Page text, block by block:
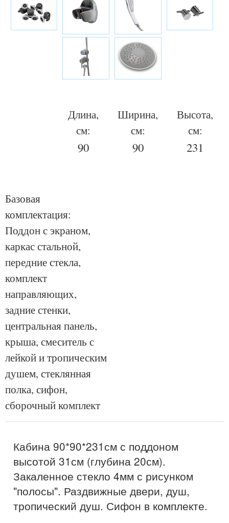
Длина,
см:
90
Ширина,
см:
90
Высота,
см:
231
Базовая
комплектация:
Поддон с экраном,
каркас стальной,
передние стекла,
комплект
направляющих,
задние стенки,
центральная панель,
крыша, смеситель с
лейкой и тропическим
душем, стеклянная
полка, сифон,
сборочный комплект
Кабина 90*90*231см с поддоном
высотой 31см (глубина 20см).
Закаленное стекло 4мм с рисунком
"полосы". Раздвижные двери, душ,
тропический душ. Сифон в комплекте.